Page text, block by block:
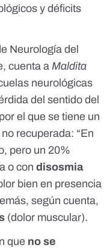
y déficits
Neurología del
, cuenta a Maldita
neurológicas
del sentido del
el que se tiene un
recuperada: “En
pero un 20%
o con disosmia
bien en presencia
según cuenta,
(dolor muscular).
que no se